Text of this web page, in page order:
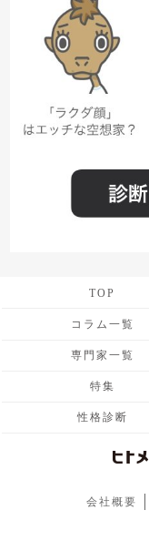
TOP
コラム一覧
専門家一覧
特集
性格診断
会社概要